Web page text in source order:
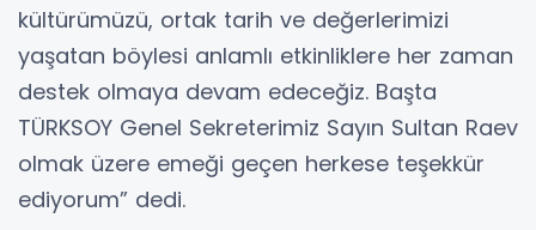
kültürümüzü, ortak tarih ve değerlerimizi
yaşatan böylesi anlamlı etkinliklere her zaman
destek olmaya devam edeceğiz. Başta
TÜRKSOY Genel Sekreterimiz Sayın Sultan Raev
olmak üzere emeği geçen herkese teşekkür
ediyorum” dedi.